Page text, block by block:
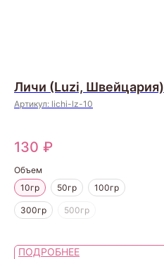
Личи (Luzi, Швейцария)
Артикул: lichi-lz-10
130 ₽
Объем
10гр
50гр 100гр
300гр 500гр
ПОДРОБНЕЕ